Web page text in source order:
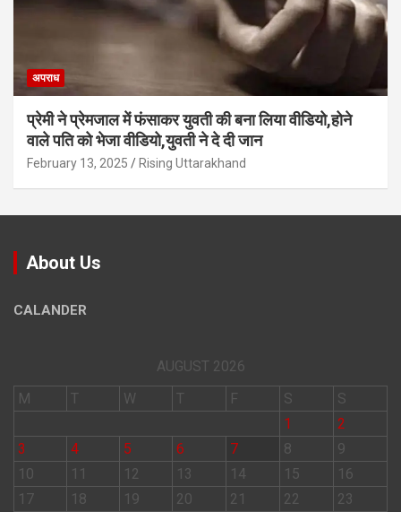
अपराध
प्रेमी ने प्रेमजाल में फंसाकर युवती की बना लिया वीडियो,होने
वाले पत‍ि को भेजा वीड‍ियो,युवती ने दे दी जान
February 13, 2025 Rising Uttarakhand
About Us
CALANDER
AUGUST 2026
M
T W T F S
S
1
2
3
4 5 6 7 8
9
10
11 12 13 14 15
16
17
18 19 20 21 22 23